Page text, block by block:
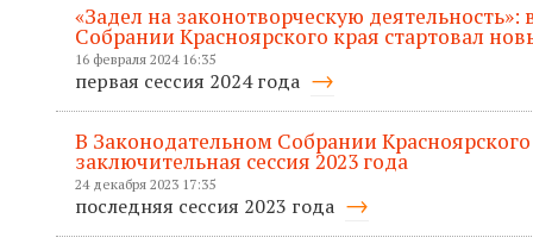
«Задел на законотворческую
Собрании Красноярского края стартовал
16 февраля 2024 16:35
первая сессия 2024 года
В Законодательном Собрании
заключительная сессия 2023 года
24 декабря 2023 17:35
последняя сессия 2023 года